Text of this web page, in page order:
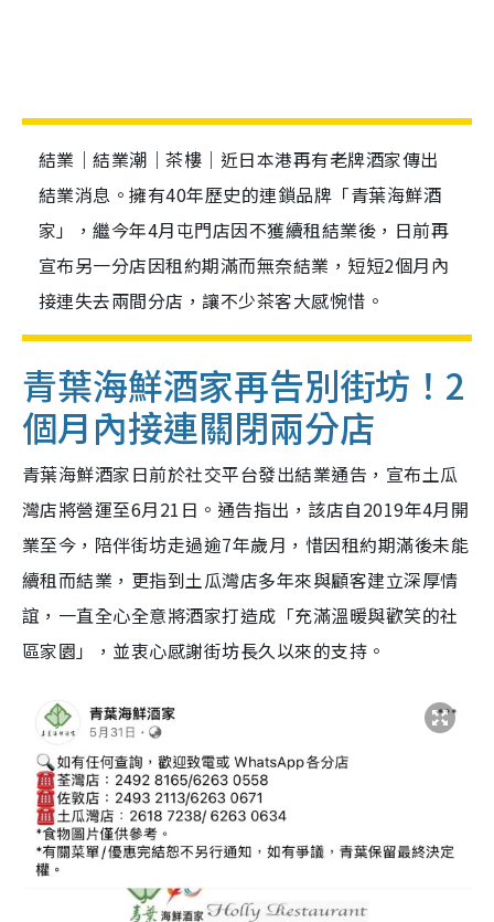
結業｜結業潮｜茶樓｜近日本港再有老牌酒家傳出
結業消息。擁有40年歷史的連鎖品牌「青葉海鮮酒
家」，繼今年4月屯門店因不獲續租結業後，日前再
宣布另一分店因租約期滿而無奈結業，短短2個月內
接連失去兩間分店，讓不少茶客大感惋惜。
青葉海鮮酒家再告別街坊！2
個月內接連關閉兩分店
青葉海鮮酒家日前於社交平台發出結業通告，宣布土瓜
灣店將營運至6月21日。通告指出，該店自2019年4月開
業至今，陪伴街坊走過逾7年歲月，惜因租約期滿後未能
續租而結業，更指到土瓜灣店多年來與顧客建立深厚情
誼，一直全心全意將酒家打造成「充滿溫暖與歡笑的社
區家園」，並衷心感謝街坊長久以來的支持。